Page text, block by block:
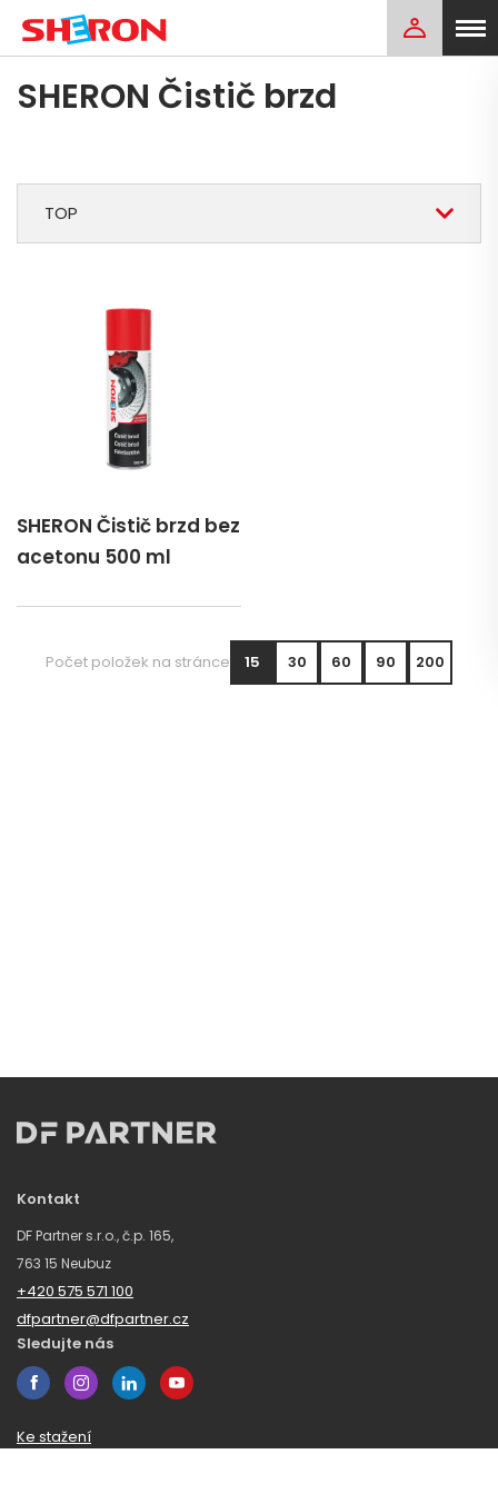
SHERON Čistič brzd
TOP
SHERON Čistič brzd bez
acetonu 500 ml
Počet položek na stránce 15 30 60 90 200
Kontakt
DF Partner s.r.o., č.p. 165,
763 15 Neubuz
+420 575 571 100
dfpartner@dfpartner.cz
Sledujte nás
Ke stažení